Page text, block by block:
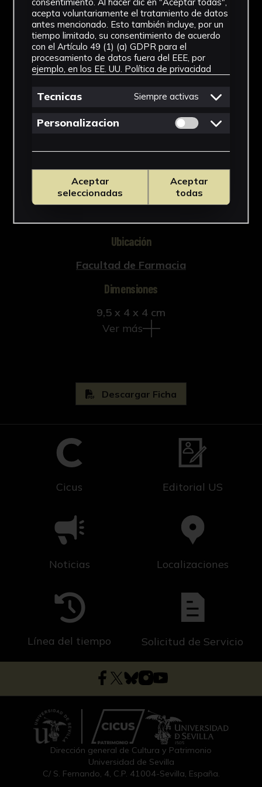
NºCatálogo
FFAR-Q15-62
Tipología
Medicamento
SF
Materiales
Ubicación
Facultad de Farmacia
Dimensiones
9,5 x 4 x 4 cm
Ver más
Descargar Ficha
Cicus Editorial US
Noticias Localizaciones
Línea del tiempo Solicitud de Servicio
Dirección general de Cultura y Patrimonio
Universidad de Sevilla
C/ S. Fernando, 4, C.P. 41004-Sevilla, España.
acepta voluntariamente el tratamiento de datos
antes mencionado. Esto también incluye, por un
tiempo limitado, su consentimiento de acuerdo
con el Artículo 49 (1) (a) GDPR para el
procesamiento de datos fuera del EEE, por
ejemplo, en los EE. UU. Política de privacidad
Tecnicas Siempre activas
Personalizacion Permitir cookies
Aceptar
seleccionadas
Aceptar
todas